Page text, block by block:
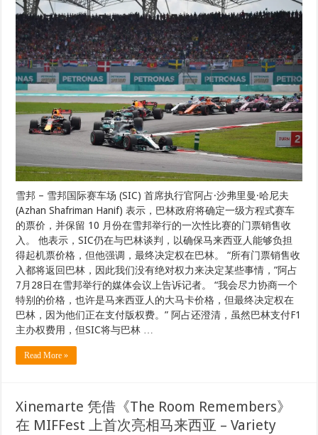
雪邦 – 雪邦国际赛车场 (SIC) 首席执行官阿占·沙弗里曼·哈尼夫
(Azhan Shafriman Hanif) 表示，巴林政府将确定一级方程式赛车
的票价，并保留 10 月份在雪邦举行的一次性比赛的门票销售收
入。 他表示，SIC仍在与巴林谈判，以确保马来西亚人能够负担
得起机票价格，但他强调，最终决定权在巴林。 “所有门票销售收
入都将返回巴林，因此我们没有绝对权力来决定某些事情，”阿占
7月28日在雪邦举行的媒体会议上告诉记者。 “我会尽力协商一个
特别的价格，也许是马来西亚人的大马卡价格，但最终决定权在
巴林，因为他们正在支付版权费。” 阿占还澄清，虽然巴林支付F1
主办权费用，但SIC将与巴林 …
Read More »
Xinemarte 凭借《The Room Remembers》
在 MIFFest 上首次亮相马来西亚 – Variety